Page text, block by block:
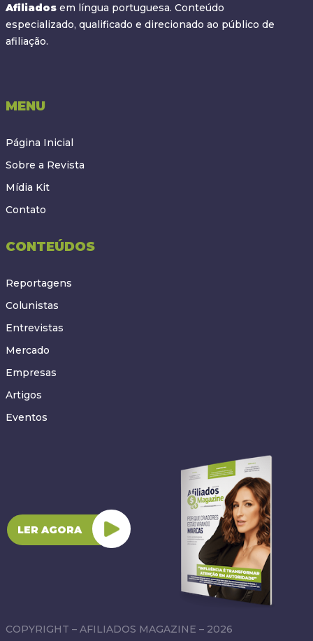
Afiliados em língua portuguesa. Conteúdo
especializado, qualificado e direcionado ao público de
afiliação.
MENU
Página Inicial
Sobre a Revista
Mídia Kit
Contato
CONTEÚDOS
Reportagens
Colunistas
Entrevistas
Mercado
Empresas
Artigos
Eventos
LER AGORA
COPYRIGHT – AFILIADOS MAGAZINE – 2026